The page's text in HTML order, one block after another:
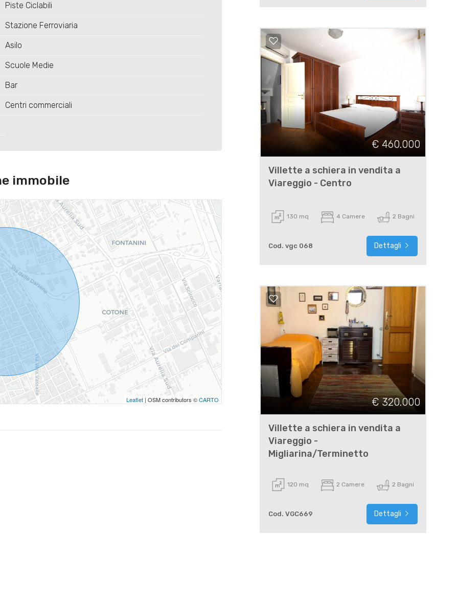
Piste Ciclabili
Stazione Ferroviaria
Asilo
Scuole Medie
Bar
Centri commerciali
immobile
Leaflet | OSM contributors ©CARTO
€ 460.000
Villette a schiera in vendita a
Viareggio - Centro
130 mq 4 Camere 2 Bagni
Cod. vgc 068 Dettagli
€ 320.000
Villette a schiera in vendita a
Viareggio -
Migliarina/Terminetto
120 mq 2 Camere 2 Bagni
Cod. VGC669 Dettagli